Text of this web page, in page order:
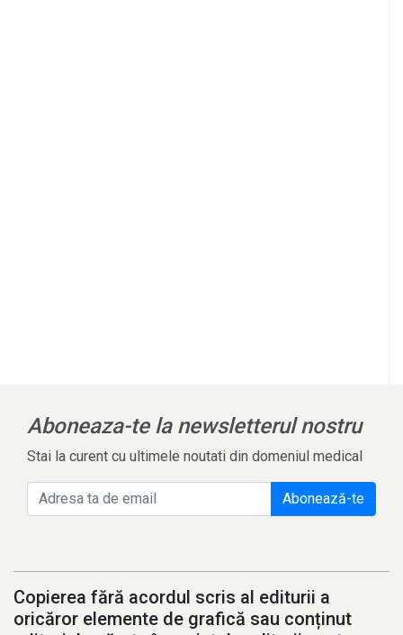
Aboneaza-te la newsletterul nostru
Stai la curent cu ultimele noutati din domeniul medical
Abonează-te
Copierea fără acordul scris al editurii a
oricăror elemente de grafică sau conținut